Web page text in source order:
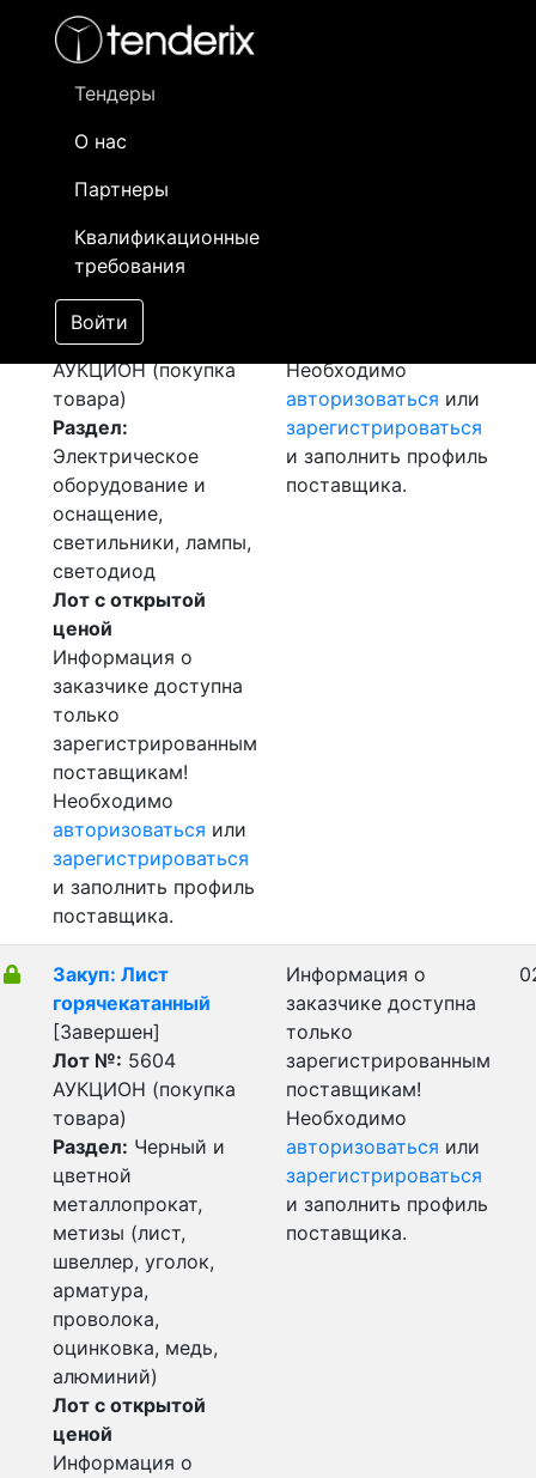
Тендеры
О нас
Партнеры
Квалификационные
требования
Войти
- активный лот
- сохраненный лот (не опубликован)
Закуп: Материалы
для компрессора
REMEZA BK 50T-8
[Завершен]
Лот №:5605
АУКЦИОН (покупка
товара)
Раздел:
Электрическое
оборудование и
оснащение,
светильники, лампы,
светодиод
Лот с открытой
ценой
Информация о
заказчике доступна
только
зарегистрированным
поставщикам!
Необходимо
авторизоваться или
зарегистрироваться
и заполнить профиль
поставщика.
Необходимо
авторизоваться или
зарегистрироваться
и заполнить профиль
поставщика.
Закуп: Лист
горячекатанный
[Завершен]
Лот №: 5604
АУКЦИОН (покупка
товара)
Раздел: Черный и
цветной
металлопрокат,
метизы (лист,
швеллер, уголок,
арматура,
проволока,
оцинковка, медь,
алюминий)
Лот с открытой
ценой
Информация о
Информация о
заказчике доступна
только
зарегистрированным
поставщикам!
Необходимо
авторизоваться или
зарегистрироваться
и заполнить профиль
поставщика.